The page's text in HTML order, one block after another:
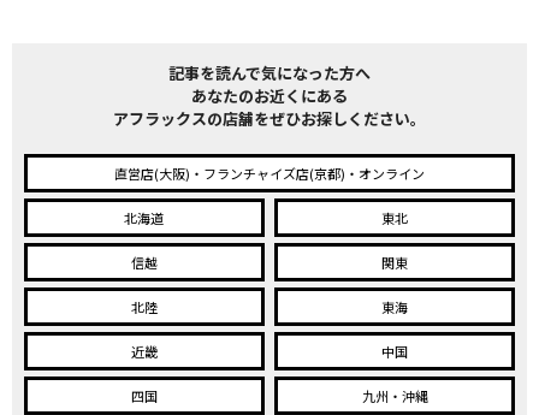
記事を読んで気になった方へ
あなたのお近くにある
アフラックスの店舗をぜひお探しください。
直営店(大阪)・フランチャイズ店(京都)・オンライン
北海道 東北
信越 関東
北陸 東海
近畿 中国
四国 九州・沖縄